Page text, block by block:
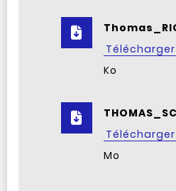
Télécharger
Ko
Télécharger
Mo